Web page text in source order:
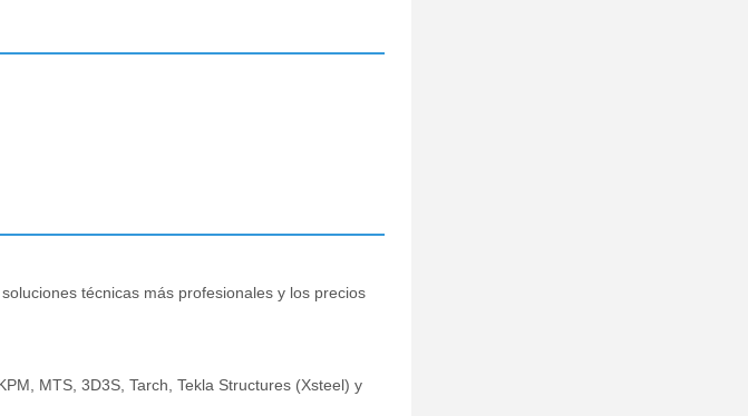
técnicas más profesionales y los precios
MTS, 3D3S, Tarch, Tekla Structures (Xsteel) y